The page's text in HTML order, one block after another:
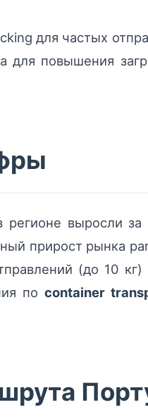
для частых
для повышения
выросли за
прирост рынка
(до 10 кг)
поcontainer